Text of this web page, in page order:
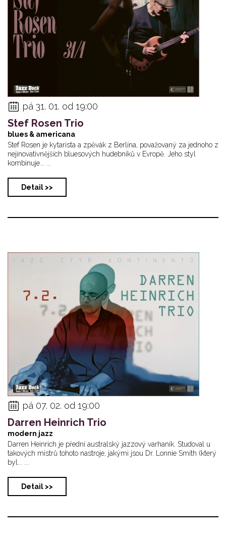
pá 31. 01. od 19:00
Stef Rosen Trio
blues & americana
Stef Rosen je kytarista a zpěvák z Berlína, považovaný za jednoho z
nejinovativnějších bluesových hudebníků v Evropě. Jeho styl
kombinuje... ...
Detail >>
pá 07. 02. od 19:00
Darren Heinrich Trio
modern jazz
Darren Heinrich je přední australský jazzový varhaník. Studoval u
takových mistrů tohoto nastroje, jakými jsou Dr. Lonnie Smith (který
byl... ...
Detail >>